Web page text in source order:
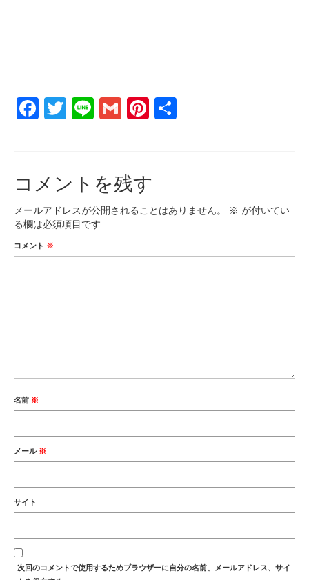
Facebook
Twitter
LineGmailPinterest
コメントを残す
メールアドレスが公開されることはありません。 ※ が付いてい
る欄は必須項目です
コメント ※
名前 ※
メール ※
サイト
次回のコメントで使用するためブラウザーに自分の名前、メールアドレス、サイ